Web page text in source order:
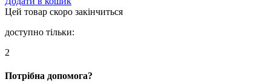
Цей товар скоро закінчиться
доступно тільки:
2
Потрібна допомога?